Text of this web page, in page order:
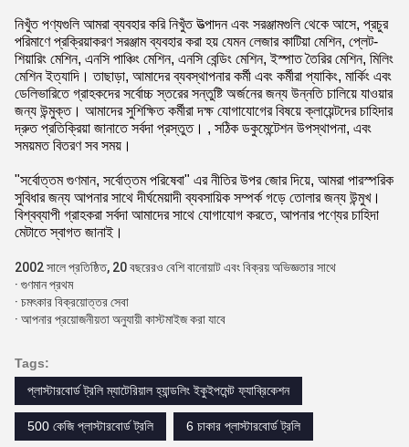
নিখুঁত পণ্যগুলি আমরা ব্যবহার করি নিখুঁত উত্পাদন এবং সরঞ্জামগুলি থেকে আসে, প্রচুর
পরিমাণে প্রক্রিয়াকরণ সরঞ্জাম ব্যবহার করা হয় যেমন লেজার কাটিয়া মেশিন, প্লেট-
শিয়ারিং মেশিন, এনসি পাঞ্চিং মেশিন, এনসি বেন্ডিং মেশিন, ইস্পাত তৈরির মেশিন, মিলিং
মেশিন ইত্যাদি। তাছাড়া, আমাদের ব্যবস্থাপনার কর্মী এবং কর্মীরা প্যাকিং, মার্কিং এবং
ডেলিভারিতে গ্রাহকদের সর্বোচ্চ স্তরের সন্তুষ্টি অর্জনের জন্য উন্নতি চালিয়ে যাওয়ার
জন্য উন্মুক্ত। আমাদের সুশিক্ষিত কর্মীরা দক্ষ যোগাযোগের বিষয়ে ক্লায়েন্টদের চাহিদার
দ্রুত প্রতিক্রিয়া জানাতে সর্বদা প্রস্তুত। , সঠিক ডকুমেন্টেশন উপস্থাপনা, এবং
সময়মত বিতরণ সব সময়।
"সর্বোত্তম গুণমান, সর্বোত্তম পরিষেবা" এর নীতির উপর জোর দিয়ে, আমরা পারস্পরিক
সুবিধার জন্য আপনার সাথে দীর্ঘমেয়াদী ব্যবসায়িক সম্পর্ক গড়ে তোলার জন্য উন্মুখ।
বিশ্বব্যাপী গ্রাহকরা সর্বদা আমাদের সাথে যোগাযোগ করতে, আপনার পণ্যের চাহিদা
মেটাতে স্বাগত জানাই।
2002 সালে প্রতিষ্ঠিত, 20 বছরেরও বেশি বানোয়াট এবং বিক্রয় অভিজ্ঞতার সাথে
· গুণমান প্রথম
· চমৎকার বিক্রয়োত্তর সেবা
· আপনার প্রয়োজনীয়তা অনুযায়ী কাস্টমাইজ করা যাবে
Tags:
প্লাস্টারবোর্ড ট্রলি ম্যাটেরিয়াল হ্যান্ডলিং ইকুইপমেন্ট ফ্যাব্রিকেশন
500 কেজি প্লাস্টারবোর্ড ট্রলি 6 চাকার প্লাস্টারবোর্ড ট্রলি